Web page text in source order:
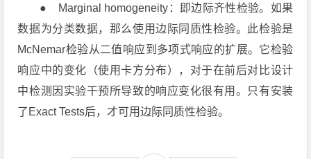
● Marginal homogeneity：即边际齐性检验。如果
数据为分类数据，那么使用边际同质性检验。此检验是
McNemar检验从二值响应到多项式响应的扩展。它检验
响应中的变化（使用卡方分布），对于在前后对比设计
中检测因实验干预所导致的响应变化很有用。只有安装
了Exact Tests后，才可用边际同质性检验。